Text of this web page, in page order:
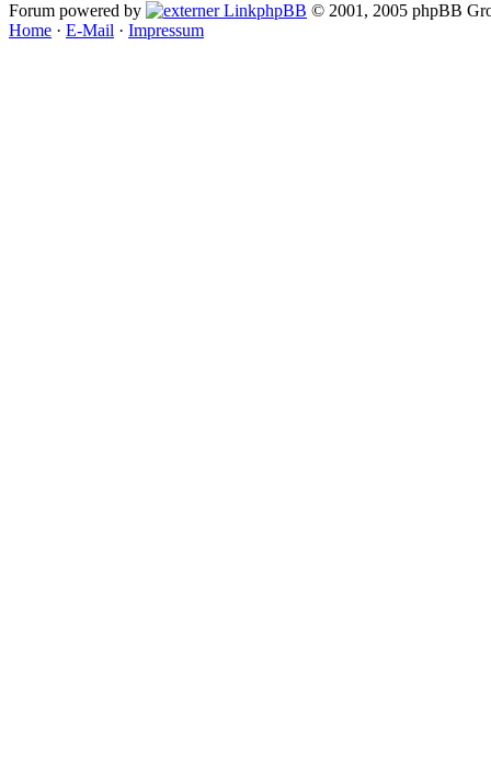
Forum powered by phpBB © 2001, 2005 phpBB
Home · E-Mail · Impressum